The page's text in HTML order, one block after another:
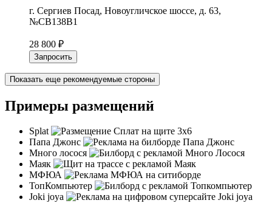
г. Сергиев Посад, Новоугличское шоссе, д. 63,
№CB138B1
28 800 ₽
Запросить
Показать еще рекомендуемые стороны
Примеры размещений
Splat
Папа Джонс
Много лосося
Маяк
МФЮА
ТопКомпьютер
Joki joya